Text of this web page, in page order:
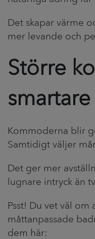
Det skapar värme
mer levande och
Större
Kommoderna blir
Samtidigt väljer
Det ger mer
lugnare intryck än
Psst! Du vet väl
måttanpassade
dem här: